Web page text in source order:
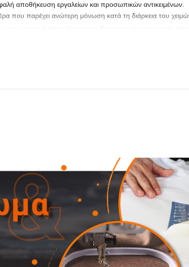
αποθήκευση εργαλείων και προσωπικών αντικειμένων.
που παρέχει ανώτερη μόνωση κατά τη διάρκεια του
τεχνικά επαγγέλματα και βιομηχανικές εφαρμογές
του στήθους σας και συμβουλευτείτε το μεγεθολόγιο.